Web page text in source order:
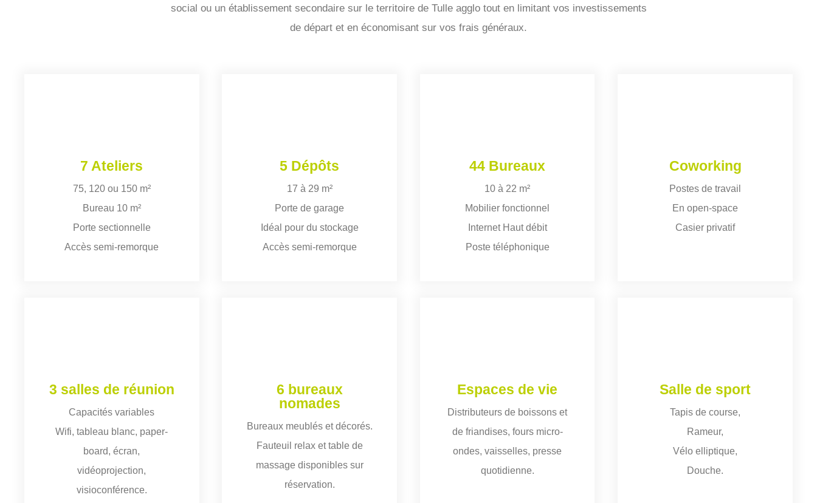
social ou un établissement secondaire sur le territoire de Tulle agglo tout en limitant vos investissements
de départ et en économisant sur vos frais généraux.
7 Ateliers
75, 120 ou 150 m²
Bureau 10 m²
Porte sectionnelle
Accès semi-remorque
5 Dépôts
17 à 29 m²
Porte de garage
Idéal pour du stockage
Accès semi-remorque
44 Bureaux
10 à 22 m²
Mobilier fonctionnel
Internet Haut débit
Poste téléphonique
Coworking
Postes de travail
En open-space
Casier privatif
3 salles de réunion
Capacités variables
Wifi, tableau blanc, paper-
board, écran,
vidéoprojection,
visioconférence.
6 bureaux
nomades
Bureaux meublés et décorés.
Fauteuil relax et table de
massage disponibles sur
réservation.
Espaces de vie
Distributeurs de boissons et
de friandises, fours micro-
ondes, vaisselles, presse
quotidienne.
Salle de sport
Tapis de course,
Rameur,
Vélo elliptique,
Douche.